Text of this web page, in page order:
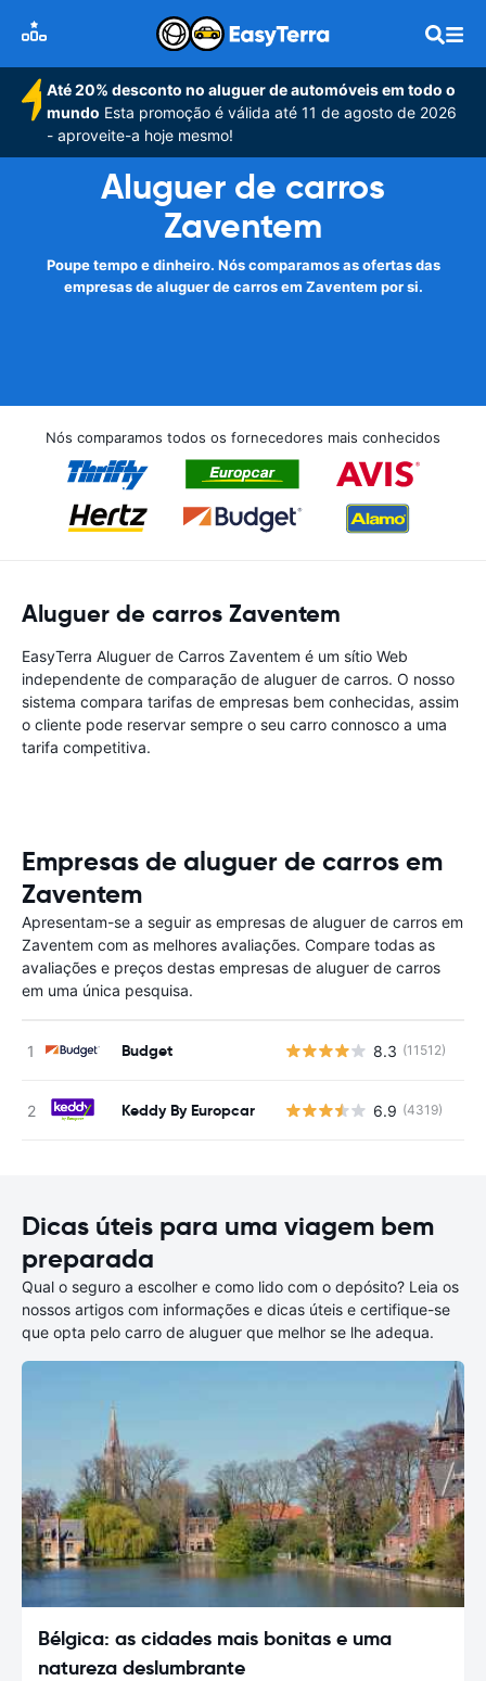
Até 20% desconto no aluguer de automóveis em todo o
mundo Esta promoção é válida até 11 de agosto de 2026
- aproveite-a hoje mesmo!
Aluguer de carros
Zaventem
Poupe tempo e dinheiro. Nós comparamos as ofertas das
empresas de aluguer de carros em Zaventem por si.
Nós comparamos todos os fornecedores mais conhecidos
Aluguer de carros Zaventem
EasyTerra Aluguer de Carros Zaventem é um sítio Web
independente de comparação de aluguer de carros. O nosso
sistema compara tarifas de empresas bem conhecidas, assim
o cliente pode reservar sempre o seu carro connosco a uma
tarifa competitiva.
Empresas de aluguer de carros em
Zaventem
Apresentam-se a seguir as empresas de aluguer de carros em
Zaventem com as melhores avaliações. Compare todas as
avaliações e preços destas empresas de aluguer de carros
em uma única pesquisa.
Budget 8.3 (11512)
Keddy By Europcar 6.9 (4319)
Dicas úteis para uma viagem bem
preparada
Qual o seguro a escolher e como lido com o depósito? Leia os
nossos artigos com informações e dicas úteis e certifique-se
que opta pelo carro de aluguer que melhor se lhe adequa.
Bélgica: as cidades mais bonitas e uma
natureza deslumbrante